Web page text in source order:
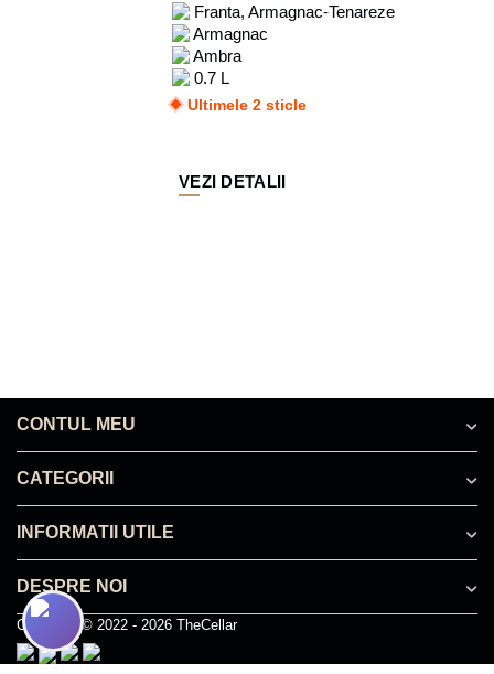
Franta, Armagnac-Tenareze
Armagnac
Ambra
0.7 L
Ultimele 2 sticle
VEZI DETALII
CONTUL MEU
CATEGORII
INFORMATII UTILE
DESPRE NOI
Copyright © 2022 - 2026 TheCellar